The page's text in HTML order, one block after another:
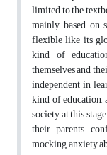
limited to the
mainly based on
flexible like its
kind of
themselves and
independent in
kind of education,
society at this
their parents
mocking, anxiety